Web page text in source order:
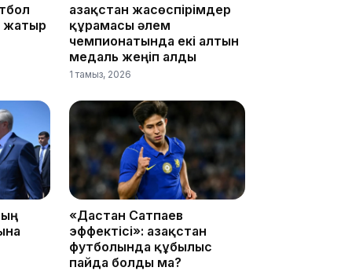
жатыр
Қазақстан жасөспірімдер
құрамасы әлем
чемпионатында екі алтын
медаль жеңіп алды
1 тамыз, 2026
«Дастан Сатпаев
эффектісі»: Қазақстан
футболында құбылыс
пайда болды ма?